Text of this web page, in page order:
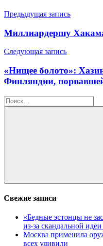
Навигация
по
записям
Предыдущая запись
Миллиардершу
Следующая запись
«Нищее болото»:
Финляндии,
Найти:
Поиск
Свежие записи
«Бедные эстонцы не
из-за скандальной
Москва применила
всех удивили